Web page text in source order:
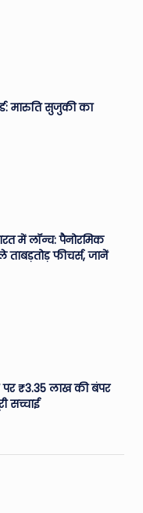
मारुति सुजुकी का
में लॉन्च: पैनोरमिक
फीचर्स, जानें
पर ₹3.35 लाख की बंपर
सच्चाई